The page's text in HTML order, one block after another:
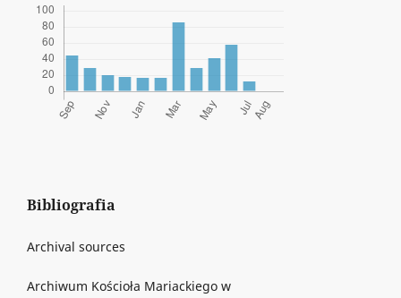
Bibliografia
Archival sources
Archiwum Kościoła Mariackiego w